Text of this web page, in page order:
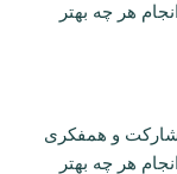
هر چه بهتر
و همفکری
هر چه بهتر